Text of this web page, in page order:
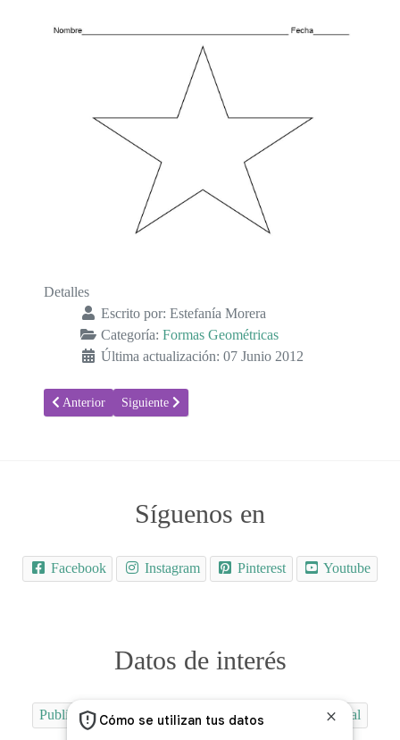
Detalles
Escrito por: Estefanía Morera
Categoría: Formas Geométricas
Última actualización: 07 Junio 2012
Artículo anterior: Media luna - Fichas para aprender las formas
Anterior Artículo siguiente: Cuadrado y triángulo - Fichas para
Siguiente
Síguenos en
Facebook Instagram Pinterest Youtube
Datos de interés
Publicidad Quiénes Somos Contactar
Aviso Legal